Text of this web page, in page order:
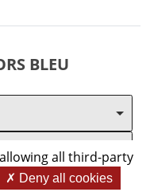
BLEU
Idx. Total
all third-party
Deny all cookies